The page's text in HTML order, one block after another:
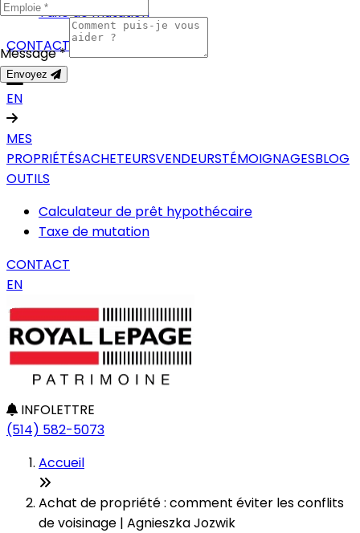
Taxe de mutation
CONTACT
EN
MES
PROPRIÉTÉSACHETEURSVENDEURSTÉMOIGNAGESBLOG
OUTILS
Calculateur de prêt hypothécaire
Taxe de mutation
CONTACT
EN
INFOLETTRE
(514) 582-5073
Accueil
Achat de propriété : comment éviter les conflits
de voisinage | Agnieszka Jozwik
Message *
Envoyez